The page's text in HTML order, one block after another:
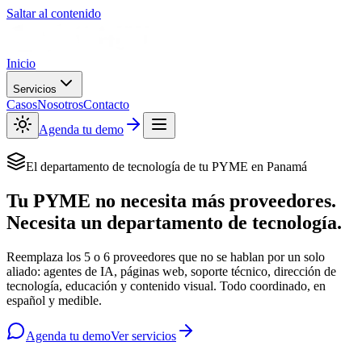
Saltar al contenido
Inicio
Servicios
CasosNosotrosContacto
Agenda tu demo
El departamento de tecnología de tu PYME en Panamá
Tu PYME no necesita más proveedores.
Necesita un departamento de tecnología.
Reemplaza los 5 o 6 proveedores que no se hablan por un solo
aliado: agentes de IA, páginas web, soporte técnico, dirección de
tecnología, educación y contenido visual. Todo coordinado, en
español y medible.
Agenda tu demoVer servicios